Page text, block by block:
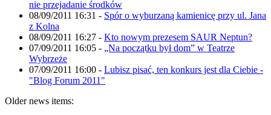
nie przejadanie środków
08/09/2011 16:31 - Spór o wyburzaną kamienicę przy ul. Jana
z Kolna
08/09/2011 16:27 - Kto nowym prezesem SAUR Neptun?
07/09/2011 16:05 - „Na początku był dom” w Teatrze
Wybrzeże
07/09/2011 16:00 - Lubisz pisać, ten konkurs jest dla Ciebie -
"Blog Forum 2011"
Older news items: